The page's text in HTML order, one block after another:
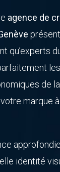
agence de
qu’experts
de
marque
identité